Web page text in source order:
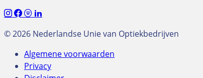
© 2026 Nederlandse Unie van Optiekbedrijven
Algemene voorwaarden
Privacy